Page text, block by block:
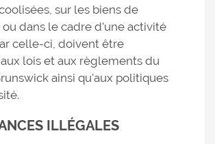
sur les biens de
dans le cadre d'une activité
celle-ci, doivent être
lois et aux règlements du
ainsi qu'aux politiques
ILLÉGALES